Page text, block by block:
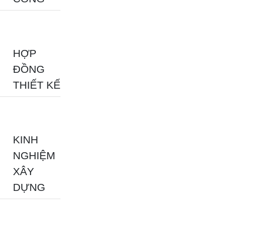
HỢP
ĐỒNG
THIẾT KẾ
KINH
NGHIỆM
XÂY
DỰNG